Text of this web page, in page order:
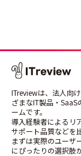
ITreviewは、法人向
ざまなIT製品・
ームです。
導入経験者によるリ
サポート品質などを
まずは実際のユーザ
にぴったりの選択肢